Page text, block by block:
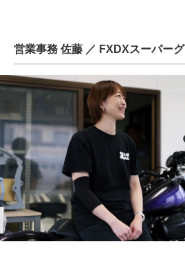
営業事務 佐藤 ／ FXDXスーパー